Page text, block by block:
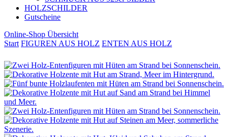
HOLZSCHILDER
Gutscheine
Online-Shop Übersicht
Start FIGUREN AUS HOLZ ENTEN AUS HOLZ